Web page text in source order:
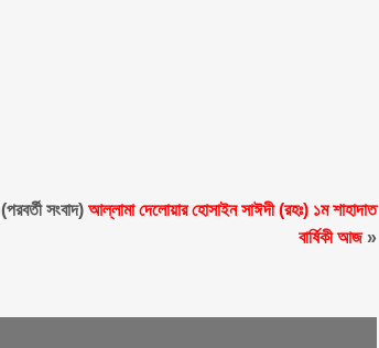
(পরবর্তী সংবাদ)আল্লামা দেলোয়ার হোসাইন সাঈদী (রহঃ) ১ম শাহাদাত
বার্ষিকী আজ»